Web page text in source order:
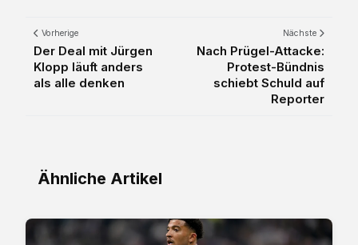
Vorherige
Der Deal mit Jürgen
Klopp läuft anders
als alle denken
Nächste
Nach Prügel-Attacke:
Protest-Bündnis
schiebt Schuld auf
Reporter
Ähnliche Artikel